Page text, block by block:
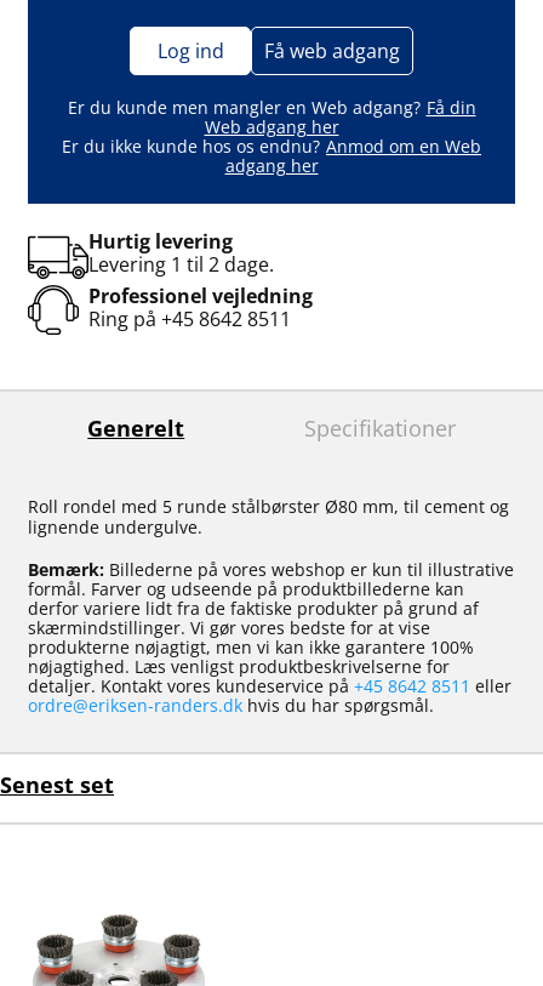
Log ind Få web adgang
Er du kunde men mangler en Web adgang? Få din
Web adgang her
Er du ikke kunde hos os endnu? Anmod om en Web
adgang her
Hurtig levering
Levering 1 til 2 dage.
Professionel vejledning
Ring på +45 8642 8511
Generelt Specifikationer
Roll rondel med 5 runde stålbørster Ø80 mm, til cement og
lignende undergulve.
Bemærk: Billederne på vores webshop er kun til illustrative
formål. Farver og udseende på produktbillederne kan
derfor variere lidt fra de faktiske produkter på grund af
skærmindstillinger. Vi gør vores bedste for at vise
produkterne nøjagtigt, men vi kan ikke garantere 100%
nøjagtighed. Læs venligst produktbeskrivelserne for
detaljer. Kontakt vores kundeservice på +45 8642 8511 eller
ordre@eriksen-randers.dk hvis du har spørgsmål.
Senest set